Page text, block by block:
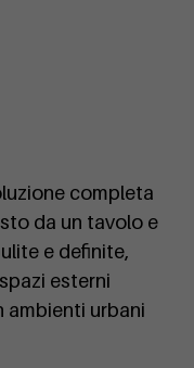
completa
da un tavolo e
e definite,
esterni
ambienti urbani